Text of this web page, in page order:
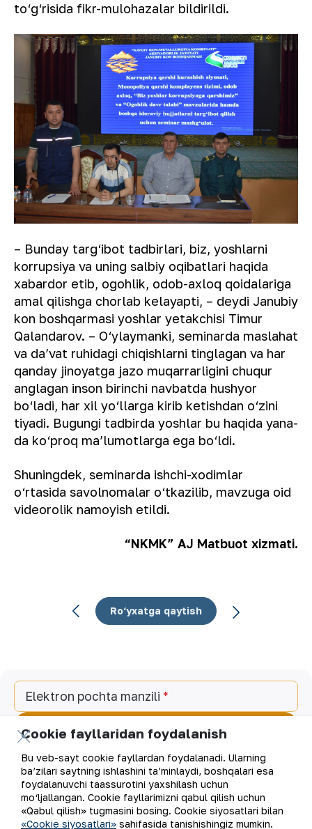
to‘g‘risida fikr-mulohazalar bildirildi.
– Bunday targ‘ibot tadbirlari, biz, yoshlarni
korrupsiya va uning salbiy oqibatlari haqida
xabardor etib, ogohlik, odob-axloq qoidalariga
amal qilishga chorlab kelayapti, – deydi Janubiy
kon boshqarmasi yoshlar yetakchisi Timur
Qalandarov. – O‘ylaymanki, seminarda maslahat
va daʼvat ruhidagi chiqishlarni tinglagan va har
qanday jinoyatga jazo muqarrarligini chuqur
anglagan inson birinchi navbatda hushyor
bo‘ladi, har xil yo‘llarga kirib ketishdan o‘zini
tiyadi. Bugungi tadbirda yoshlar bu haqida yana-
da ko‘proq maʼlumotlarga ega bo‘ldi.
Shuningdek, seminarda ishchi-xodimlar
o‘rtasida savolnomalar o‘tkazilib, mavzuga oid
videorolik namoyish etildi.
“NKMK” AJ Matbuot xizmati.
Ro‘yxatga qaytish
Elektron pochta manzili
Yangilanishlarga obuna bo'ling
“Navoiy kon-metallurgiya kombinati” AJ (“NKMK” AJ)
jahonda oltin ishlab chiqaruvchi yirik kompaniyalar
to‘rttaligiga kiradi. Kombinat yer osti boyliklari zaxiralarini
Cookie fayllaridan foydalanish
Bu veb-sayt cookie fayllardan foydalanadi. Ularning
ba’zilari saytning ishlashini ta’minlaydi, boshqalari esa
foydalanuvchi taassurotini yaxshilash uchun
mo‘ljallangan. Cookie fayllarimizni qabul qilish uchun
«Qabul qilish» tugmasini bosing. Cookie siyosatlari bilan
«Cookie siyosatlari» sahifasida tanishishingiz mumkin.